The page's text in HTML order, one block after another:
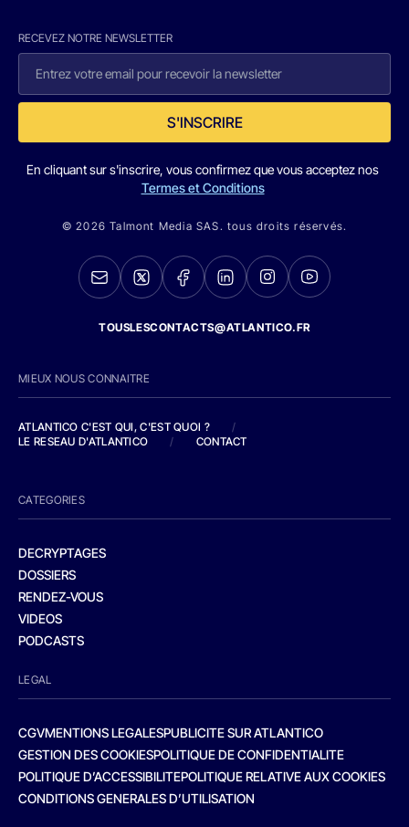
RECEVEZ NOTRE NEWSLETTER
S'INSCRIRE
En cliquant sur s'inscrire, vous confirmez que vous acceptez nos
Termes et Conditions
© 2026 Talmont Media SAS. tous droits réservés.
TOUSLESCONTACTS@ATLANTICO.FR
MIEUX NOUS CONNAITRE
ATLANTICO C'EST QUI, C'EST QUOI ?
/
LE RESEAU D'ATLANTICO
/ CONTACT
CATEGORIES
DECRYPTAGES
DOSSIERS
RENDEZ-VOUS
VIDEOS
PODCASTS
LEGAL
CGVMENTIONS LEGALESPUBLICITE SUR ATLANTICO
GESTION DES COOKIESPOLITIQUE DE CONFIDENTIALITE
POLITIQUE D’ACCESSIBILITEPOLITIQUE RELATIVE AUX COOKIES
CONDITIONS GENERALES D’UTILISATION